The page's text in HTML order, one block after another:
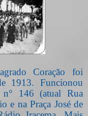
Coração foi
1913. Funcionou
146 (atual Rua
e na Praça José de